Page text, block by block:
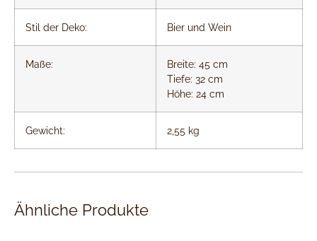
Stil der Deko: Bier und Wein
Maße:
Breite: 45 cm
Tiefe: 32 cm
Höhe: 24 cm
Gewicht: 2,55 kg
Ähnliche Produkte